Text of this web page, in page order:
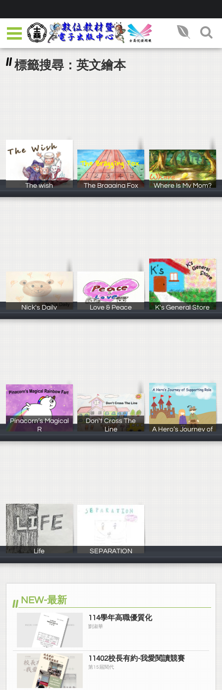
標籤搜尋：英文繪本
The wish
蘇筱涵 許閔智
The Bragging Fox
吳芃諭、岳怡杉
Where Is My Mom?
卓頎諺 林亞璇
Nick's Daily
魏宇萱 陳昱
Love & Peace
朱力麟 李堉甄
K's General Store
沈孜芸 劉子琳
Pinacorn’s Magical
R
邱煜婷 陳妤瑄
Don't Cross The
Line
蔡仲宜 黃柏皓
A Hero’s Journey of
李沛涵 莊沛欣
Life
進203戴筠蓁/郭
SEPARATION
陳振凱
NEW-最新
114學年高職優質化
劉淑華
11402校長有約-我愛閱讀競賽
第15屆閱代